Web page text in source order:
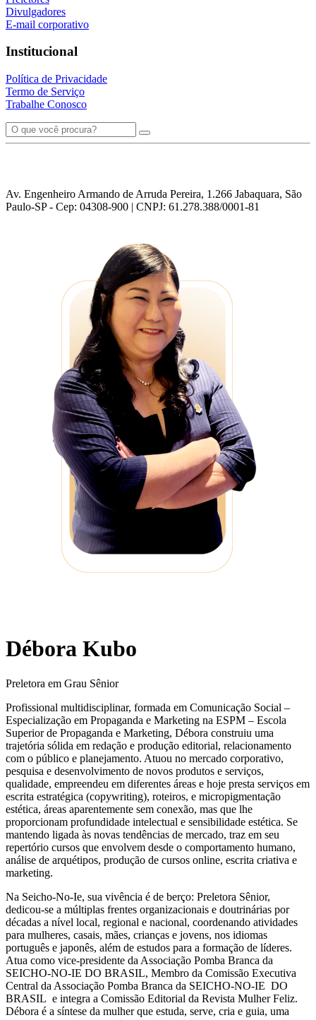
Divulgadores
E-mail corporativo
Institucional
Política de Privacidade
Termo de Serviço
Trabalhe Conosco
Av. Engenheiro Armando de Arruda Pereira, 1.266 Jabaquara, São
Paulo-SP - Cep: 04308-900 | CNPJ: 61.278.388/0001-81
Débora Kubo
Preletora em Grau Sênior
Profissional multidisciplinar, formada em Comunicação Social –
Especialização em Propaganda e Marketing na ESPM – Escola
Superior de Propaganda e Marketing, Débora construiu uma
trajetória sólida em redação e produção editorial, relacionamento
com o público e planejamento. Atuou no mercado corporativo,
pesquisa e desenvolvimento de novos produtos e serviços,
qualidade, empreendeu em diferentes áreas e hoje presta serviços em
escrita estratégica (copywriting), roteiros, e micropigmentação
estética, áreas aparentemente sem conexão, mas que lhe
proporcionam profundidade intelectual e sensibilidade estética. Se
mantendo ligada às novas tendências de mercado, traz em seu
repertório cursos que envolvem desde o comportamento humano,
análise de arquétipos, produção de cursos online, escrita criativa e
marketing.
Na Seicho-No-Ie, sua vivência é de berço: Preletora Sênior,
dedicou-se a múltiplas frentes organizacionais e doutrinárias por
décadas a nível local, regional e nacional, coordenando atividades
para mulheres, casais, mães, crianças e jovens, nos idiomas
português e japonês, além de estudos para a formação de líderes.
Atua como vice-presidente da Associação Pomba Branca da
SEICHO-NO-IE DO BRASIL, Membro da Comissão Executiva
Central da Associação Pomba Branca da SEICHO-NO-IE DO
BRASIL e integra a Comissão Editorial da Revista Mulher Feliz.
Débora é a síntese da mulher que estuda, serve, cria e guia, uma